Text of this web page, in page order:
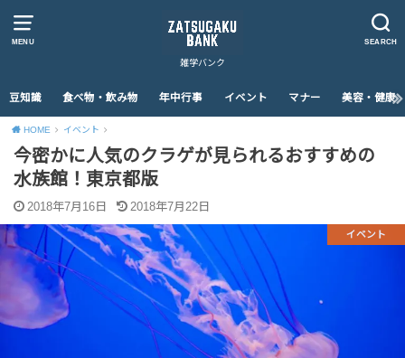
MENU SEARCH
雑学バンク
豆知識 食べ物・飲み物 年中行事 イベント マナー 美容・健康
HOME イベント
今密かに人気のクラゲが見られるおすすめの
水族館！東京都版
2018年7月16日 2018年7月22日
イベント